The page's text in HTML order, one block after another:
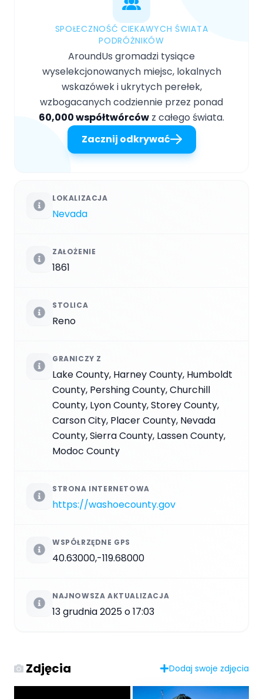
SPOŁECZNOŚĆ CIEKAWYCH ŚWIATA
PODRÓŻNIKÓW
AroundUs gromadzi tysiące
wyselekcjonowanych miejsc, lokalnych
wskazówek i ukrytych perełek,
wzbogacanych codziennie przez ponad
60,000 współtwórców z całego świata.
Zacznij odkrywać
LOKALIZACJA
Nevada
ZAŁOŻENIE
1861
STOLICA
Reno
GRANICZY Z
Lake County, Harney County, Humboldt
County, Pershing County, Churchill
County, Lyon County, Storey County,
Carson City, Placer County, Nevada
County, Sierra County, Lassen County,
Modoc County
STRONA INTERNETOWA
https://washoecounty.gov
WSPÓŁRZĘDNE GPS
40.63000,-119.68000
NAJNOWSZA AKTUALIZACJA
13 grudnia 2025 o 17:03
Zdjęcia Dodaj swoje zdjęcia